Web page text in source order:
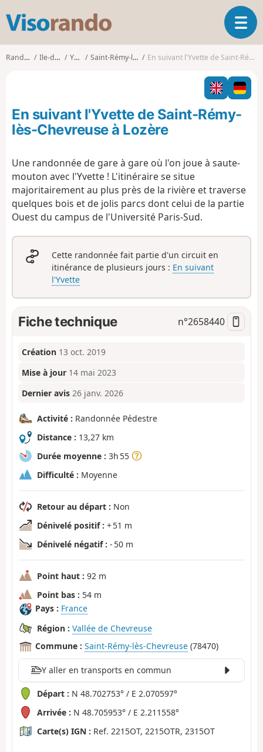
s
o
o
O
u
v
i
r
l
a
a
t
n
Randonnées Ile-de-France Yvelines Saint-Rémy-lès-Chevreuse En suivant l'Yvette de Saint-Rémy-lès-Chevreuse à Lozère
En suivant l'Yvette de Saint-Rémy-
lès-Chevreuse à Lozère
Une randonnée de gare à gare où l'on joue à saute-
mouton avec l'Yvette ! L'itinéraire se situe
majoritairement au plus près de la rivière et traverse
quelques bois et de jolis parcs dont celui de la partie
Ouest du campus de l'Université Paris-Sud.
Cette randonnée fait partie d'un circuit en
itinérance de plusieurs jours : En suivant
l'Yvette
Fiche technique n°2658440
Création 13 oct. 2019
Mise à jour 14 mai 2023
Dernier avis 26 janv. 2026
Activité : Randonnée Pédestre
Distance : 13,27 km
Durée moyenne : 3h 55
Difficulté : Moyenne
Retour au départ : Non
Dénivelé positif : + 51 m
Dénivelé négatif : - 50 m
Point haut : 92 m
Point bas : 54 m
Pays : France
Région : Vallée de Chevreuse
Commune : Saint-Rémy-lès-Chevreuse (78470)
Y aller en transports en commun
Départ : N 48.702753° / E 2.070597°
Arrivée : N 48.705953° / E 2.211558°
Carte(s) IGN : Ref. 2215OT, 2215OTR, 2315OT